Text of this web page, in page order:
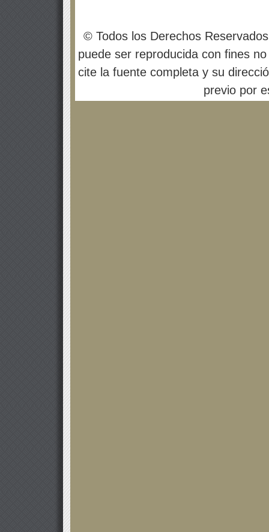
© Todos los Derechos
puede ser reproducida con fines
cite la fuente completa y su
previo por